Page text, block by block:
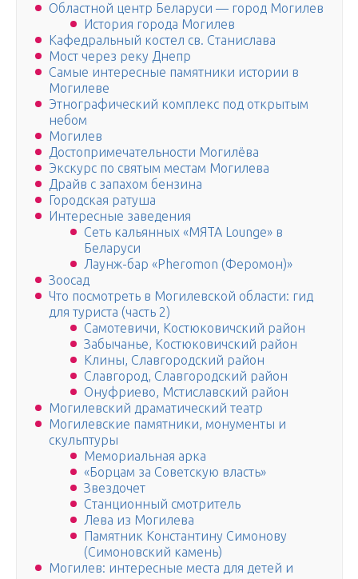
Областной центр Беларуси — город Могилев
История города Могилев
Кафедральный костел св. Станислава
Мост через реку Днепр
Самые интересные памятники истории в
Могилеве
Этнографический комплекс под открытым
небом
Могилев
Достопримечательности Могилёва
Экскурс по святым местам Могилева
Драйв с запахом бензина
Городская ратуша
Интересные заведения
Сеть кальянных «МЯТА Lounge» в
Беларуси
Лаунж-бар «Pheromon (Феромон)»
Зоосад
Что посмотреть в Могилевской области: гид
для туриста (часть 2)
Самотевичи, Костюковичский район
Забычанье, Костюковичский район
Клины, Славгородский район
Славгород, Славгородский район
Онуфриево, Мстиславский район
Могилевский драматический театр
Могилевские памятники, монументы и
скульптуры
Мемориальная арка
«Борцам за Советскую власть»
Звездочет
Станционный смотритель
Лева из Могилева
Памятник Константину Симонову
(Симоновский камень)
Могилев: интересные места для детей и